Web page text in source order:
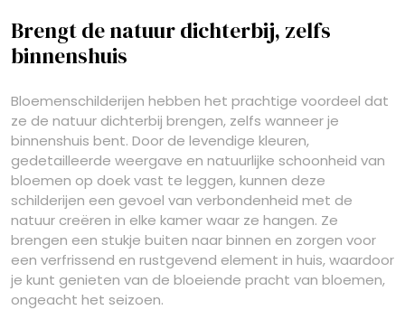
Brengt de natuur dichterbij, zelfs
binnenshuis
Bloemenschilderijen hebben het prachtige voordeel dat
ze de natuur dichterbij brengen, zelfs wanneer je
binnenshuis bent. Door de levendige kleuren,
gedetailleerde weergave en natuurlijke schoonheid van
bloemen op doek vast te leggen, kunnen deze
schilderijen een gevoel van verbondenheid met de
natuur creëren in elke kamer waar ze hangen. Ze
brengen een stukje buiten naar binnen en zorgen voor
een verfrissend en rustgevend element in huis, waardoor
je kunt genieten van de bloeiende pracht van bloemen,
ongeacht het seizoen.